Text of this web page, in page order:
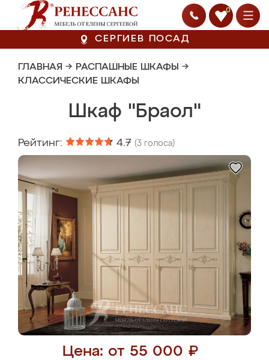
0
СЕРГИЕВ ПОСАД
ГЛАВНАЯ → РАСПАШНЫЕ ШКАФЫ →
КЛАССИЧЕСКИЕ ШКАФЫ
Шкаф "Браол"
Рейтинг: 4.7 (3 голоса)
Цена: от 55 000 ₽